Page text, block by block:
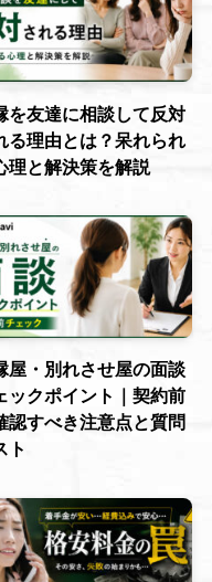
を友達に相談して反対
る理由とは？呆れられ
理と解決策を解説
屋・別れさせ屋の面談
ックポイント｜契約前
認すべき注意点と質問
ト